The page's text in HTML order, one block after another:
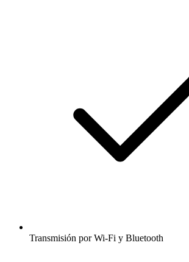
Transmisión por Wi-Fi y Bluetooth